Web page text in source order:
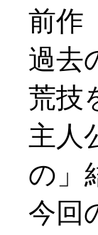
前作
過去
荒技
主人
の」
今回